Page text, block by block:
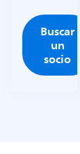
Buscar
un
socio